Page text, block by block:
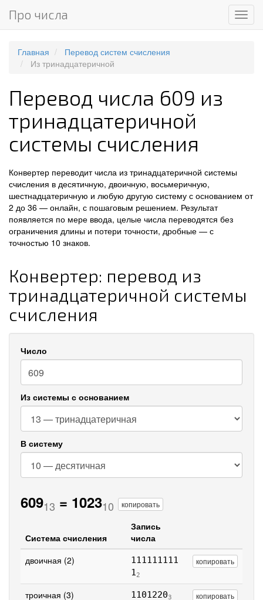
Меню
Про числа
Главная
Перевод систем счисления
Из тринадцатеричной
Перевод числа 609 из
тринадцатеричной
системы счисления
Конвертер переводит числа из тринадцатеричной системы
счисления в десятичную, двоичную, восьмеричную,
шестнадцатеричную и любую другую систему с основанием от
2 до 36 — онлайн, с пошаговым решением. Результат
появляется по мере ввода, целые числа переводятся без
ограничения длины и потери точности, дробные — с
точностью 10 знаков.
Конвертер: перевод из
тринадцатеричной системы
счисления
Число
Из системы с основанием
В систему
60913 = 102310 копировать
Система счисления
Запись
числа
двоичная (2)
111111111
12
копировать
троичная (3) 11012203 копировать